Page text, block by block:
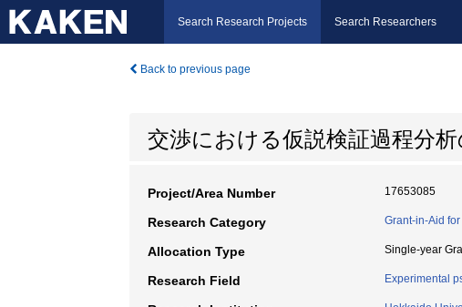
Search Research Projects Search Researchers
Back to previous page
交渉における仮説検証過程分
Project/Area Number 17653085
Research Category Grant-in-Aid
Allocation Type Single-year
Research Field Experimental